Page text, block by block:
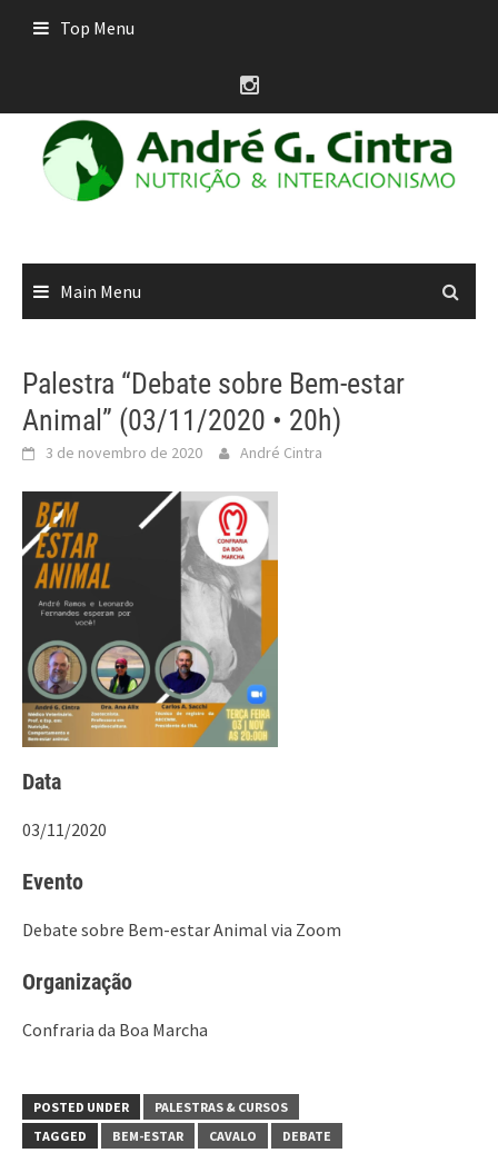
Top Menu
Main Menu
Palestra “Debate sobre Bem-estar
Animal” (03/11/2020 • 20h)
3 de novembro de 2020 André Cintra
Data
03/11/2020
Evento
Debate sobre Bem-estar Animal via Zoom
Organização
Confraria da Boa Marcha
POSTED UNDER
PALESTRAS & CURSOS
TAGGED
BEM-ESTAR CAVALO DEBATE